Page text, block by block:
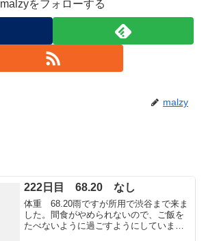
malzyをフォローする
malzy
222日目 68.20 なし
体重 68.20雨ですが所用で渋谷まで来ま
した。間食がやめられないので、ご飯を
たべないように過ごすようにしていま